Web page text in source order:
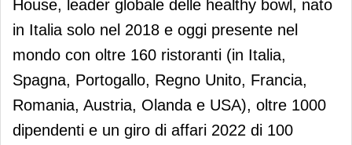
globale
House, leader globale delle healthy bowl, nato
in Italia solo nel 2018 e oggi presente nel
mondo con oltre 160 ristoranti (in Italia,
Spagna, Portogallo, Regno Unito, Francia,
Romania, Austria, Olanda e USA), oltre 1000
dipendenti e un giro di affari 2022 di 100